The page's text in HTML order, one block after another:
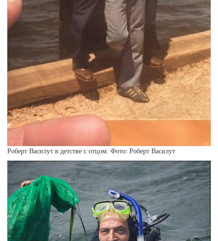
Роберт Василут в детстве с отцом. Фото: Роберт Василут